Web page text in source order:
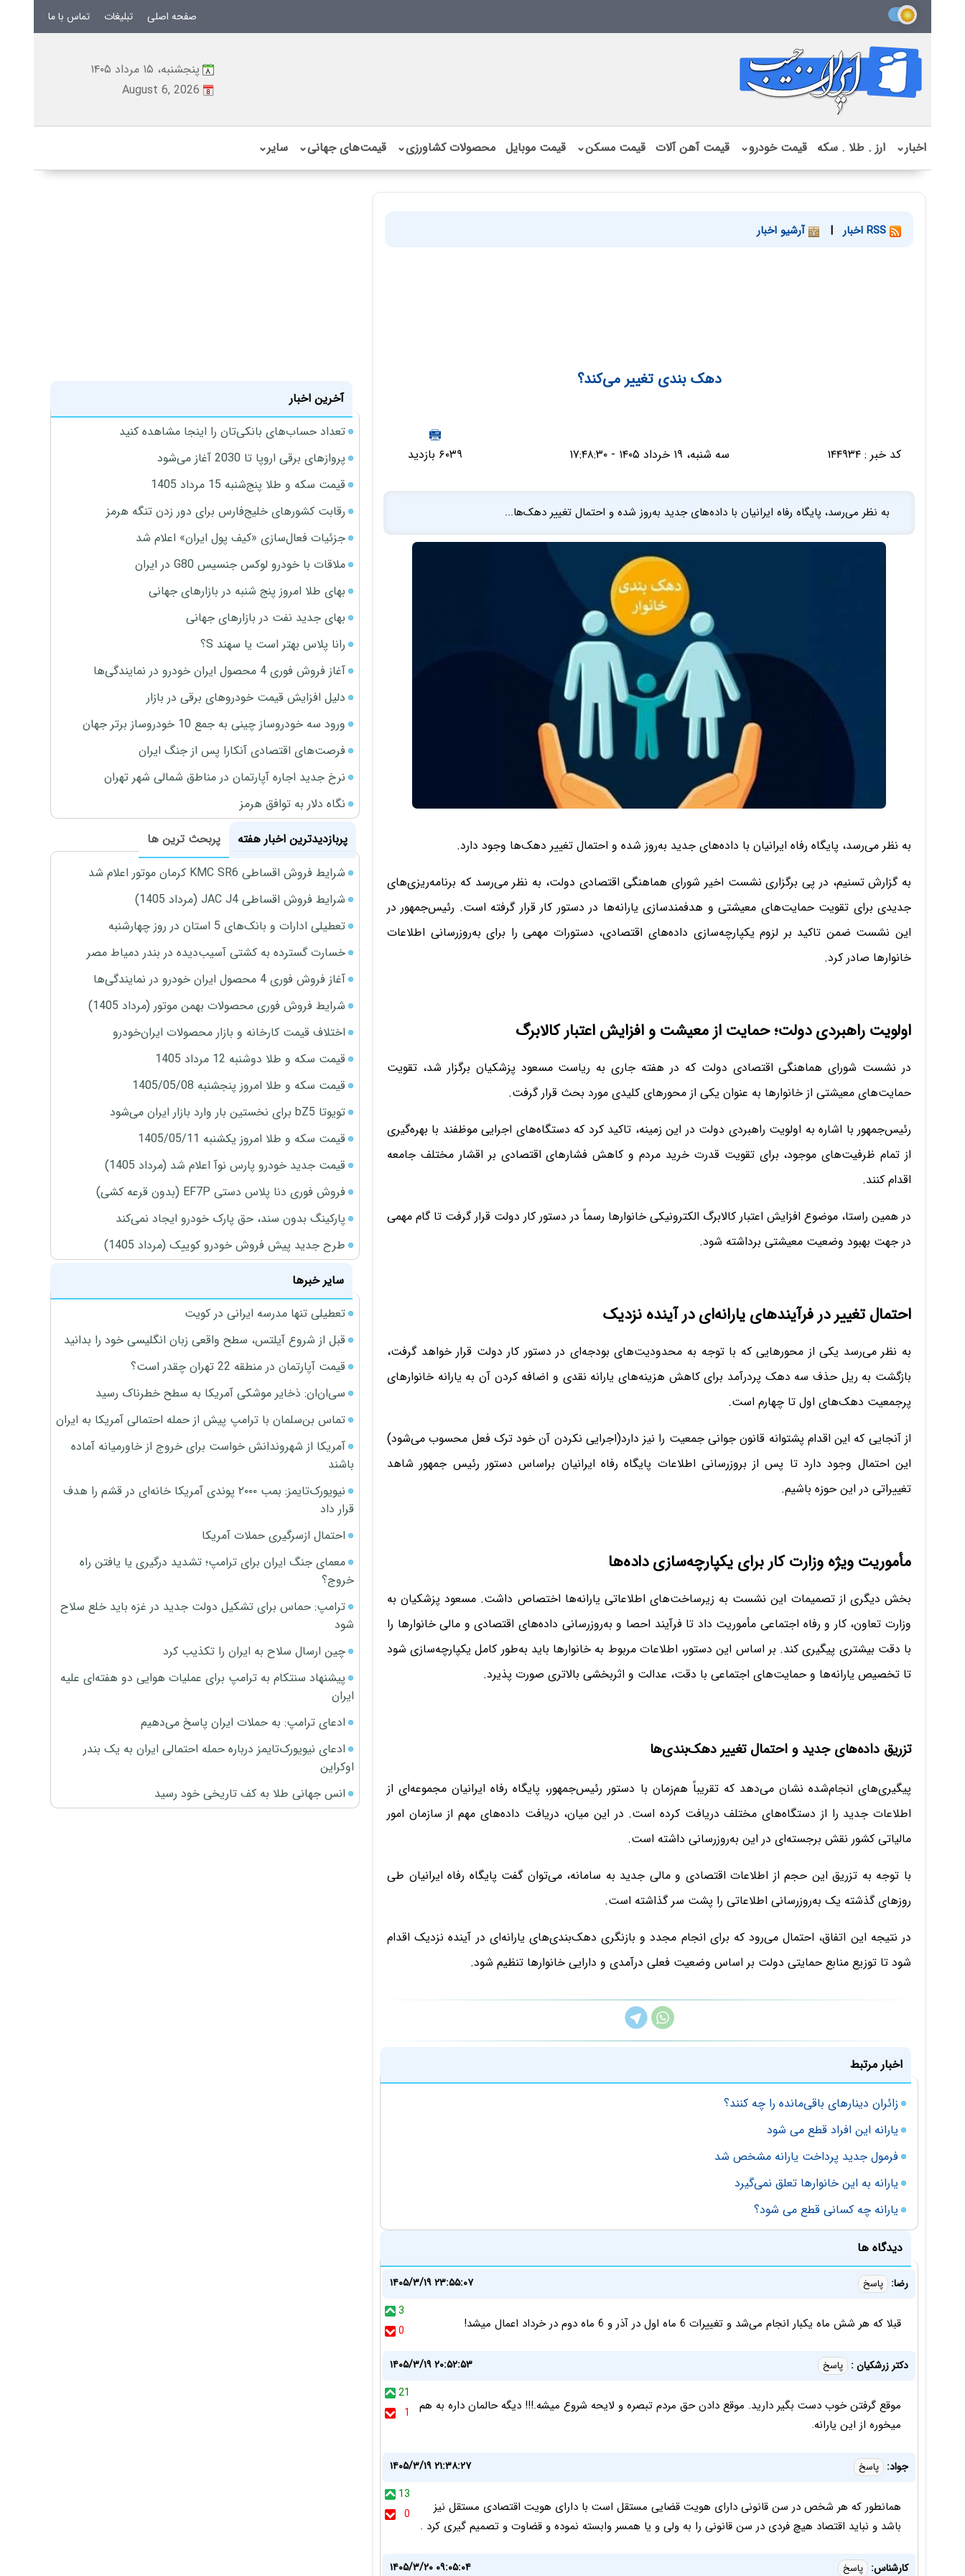
صفحه اصلی تبلیغات تماس با ما
پنجشنبه، ۱۵ مرداد ۱۴۰۵
August 6, 2026
اخبار⌄ ارز . طلا . سکه قیمت خودرو⌄ قیمت آهن آلات قیمت مسکن⌄ قیمت موبایل محصولات کشاورزی⌄ قیمت‌های جهانی⌄ سایر⌄
| آرشیو اخبار
دهک بندی تغییر می‌کند؟
کد خبر :۱۴۴۹۳۴ سه شنبه، ۱۹ خرداد ۱۴۰۵ - ۱۷:۴۸:۳۰ ۶۰۳۹ بازدید
به نظر می‌رسد، پایگاه رفاه ایرانیان با داده‌های جدید به‌روز شده و احتمال تغییر دهک‌ها...
به نظر می‌رسد، پایگاه رفاه ایرانیان با داده‌های جدید به‌روز شده و احتمال تغییر دهک‌ها وجود دارد.
به گزارش تسنیم، در پی برگزاری نشست اخیر شورای هماهنگی اقتصادی دولت، به نظر می‌رسد که برنامه‌ریزی‌های
جدیدی برای تقویت حمایت‌های معیشتی و هدفمندسازی یارانه‌ها در دستور کار قرار گرفته است. رئیس‌جمهور در
این نشست ضمن تاکید بر لزوم یکپارچه‌سازی داده‌های اقتصادی، دستورات مهمی را برای به‌روزرسانی اطلاعات
خانوارها صادر کرد.
اولویت راهبردی دولت؛ حمایت از معیشت و افزایش اعتبار کالابرگ
در نشست شورای هماهنگی اقتصادی دولت که در هفته جاری به ریاست مسعود پزشکیان برگزار شد، تقویت
حمایت‌های معیشتی از خانوارها به عنوان یکی از محورهای کلیدی مورد بحث قرار گرفت.
رئیس‌جمهور با اشاره به اولویت راهبردی دولت در این زمینه، تاکید کرد که دستگاه‌های اجرایی موظفند با بهره‌گیری
از تمام ظرفیت‌های موجود، برای تقویت قدرت خرید مردم و کاهش فشارهای اقتصادی بر اقشار مختلف جامعه
اقدام کنند.
در همین راستا، موضوع افزایش اعتبار کالابرگ الکترونیکی خانوارها رسماً در دستور کار دولت قرار گرفت تا گام مهمی
در جهت بهبود وضعیت معیشتی برداشته شود.
احتمال تغییر در فرآیندهای یارانه‌ای در آینده نزدیک
به نظر می‌رسد یکی از محورهایی که با توجه به محدودیت‌های بودجه‌ای در دستور کار دولت قرار خواهد گرفت،
بازگشت به ریل حذف سه دهک پردرآمد برای کاهش هزینه‌های یارانه نقدی و اضافه کردن آن به یارانه خانوارهای
پرجمعیت دهک‌های اول تا چهارم است.
از آنجایی که این اقدام پشتوانه قانون جوانی جمعیت را نیز دارد(اجرایی نکردن آن خود ترک فعل محسوب می‌شود)
این احتمال وجود دارد تا پس از بروزرسانی اطلاعات پایگاه رفاه ایرانیان براساس دستور رئیس جمهور شاهد
تغییراتی در این حوزه باشیم.
مأموریت ویژه وزارت کار برای یکپارچه‌سازی داده‌ها
بخش دیگری از تصمیمات این نشست به زیرساخت‌های اطلاعاتی یارانه‌ها اختصاص داشت. مسعود پزشکیان به
وزارت تعاون، کار و رفاه اجتماعی مأموریت داد تا فرآیند احصا و به‌روزرسانی داده‌های اقتصادی و مالی خانوارها را
با دقت بیشتری پیگیری کند. بر اساس این دستور، اطلاعات مربوط به خانوارها باید به‌طور کامل یکپارچه‌سازی شود
تا تخصیص یارانه‌ها و حمایت‌های اجتماعی با دقت، عدالت و اثربخشی بالاتری صورت پذیرد.
تزریق داده‌های جدید و احتمال تغییر دهک‌بندی‌ها
پیگیری‌های انجام‌شده نشان می‌دهد که تقریباً هم‌زمان با دستور رئیس‌جمهور، پایگاه رفاه ایرانیان مجموعه‌ای از
اطلاعات جدید را از دستگاه‌های مختلف دریافت کرده است. در این میان، دریافت داده‌های مهم از سازمان امور
مالیاتی کشور نقش برجسته‌ای در این به‌روزرسانی داشته است.
با توجه به تزریق این حجم از اطلاعات اقتصادی و مالی جدید به سامانه، می‌توان گفت پایگاه رفاه ایرانیان طی
روزهای گذشته یک به‌روزرسانی اطلاعاتی را پشت سر گذاشته است.
در نتیجه این اتفاق، احتمال می‌رود که برای انجام مجدد و بازنگری دهک‌بندی‌های یارانه‌ای در آینده نزدیک اقدام
شود تا توزیع منابع حمایتی دولت بر اساس وضعیت فعلی درآمدی و دارایی خانوارها تنظیم شود.
اخبار مرتبط
زائران دینارهای باقی‌مانده را چه کنند؟
یارانه این افراد قطع می شود
فرمول جدید پرداخت یارانه مشخص شد
یارانه به این خانوارها تعلق نمی‌گیرد
یارانه چه کسانی قطع می شود؟
دیدگاه ها
رضا: پاسخ
۱۴۰۵/۳/۱۹ ۲۳:۵۵:۰۷
3
0
قبلا که هر شش ماه یکبار انجام می‌شد و تغییرات 6 ماه اول در آذر و 6 ماه دوم در خرداد اعمال میشد!
دکتر زرشکیان : پاسخ
۱۴۰۵/۳/۱۹ ۲۰:۵۲:۵۳
21
1
موقع گرفتن خوب دست بگیر دارید. موقع دادن حق مردم تبصره و لایحه شروع میشه.!!! دیگه حالمان داره به هم
میخوره از این یارانه.
جواد: پاسخ
۱۴۰۵/۳/۱۹ ۲۱:۳۸:۲۷
13
0
همانطور که هر شخص در سن قانونی دارای هویت قضایی مستقل است با دارای هویت اقتصادی مستقل نیز
باشد و نباید اقتصاد هیچ فردی در سن قانونی را به ولی و یا همسر وابسته نموده و قضاوت و تصمیم گیری کرد .
کارشناس: پاسخ ۱۴۰۵/۳/۲۰ ۰۹:۰۵:۰۴
آخرین اخبار
تعداد حساب‌های بانکی‌تان را اینجا مشاهده کنید
پروازهای برقی اروپا تا 2030 آغاز می‌شود
قیمت سکه و طلا پنج‌شنبه 15 مرداد 1405
رقابت کشورهای خلیج‌فارس برای دور زدن تنگه هرمز
جزئیات فعال‌سازی «کیف پول ایران» اعلام شد
ملاقات با خودرو لوکس جنسیس G80 در ایران
بهای طلا امروز پنج شنبه در بازارهای جهانی
بهای جدید نفت در بازارهای جهانی
رانا پلاس بهتر است یا سهند S؟
آغاز فروش فوری 4 محصول ایران خودرو در نمایندگی‌ها
دلیل افزایش قیمت خودروهای برقی در بازار
ورود سه خودروساز چینی به جمع 10 خودروساز برتر جهان
فرصت‌های اقتصادی آنکارا پس از جنگ ایران
نرخ جدید اجاره آپارتمان در مناطق شمالی شهر تهران
نگاه دلار به توافق هرمز
پربازدیدترین اخبار هفته
پربحث ترین ها
شرایط فروش اقساطی KMC SR6 کرمان موتور اعلام شد
شرایط فروش اقساطی JAC J4 (مرداد 1405)
تعطیلی ادارات و بانک‌های 5 استان در روز چهارشنبه
خسارت گسترده به کشتی آسیب‌دیده در بندر دمیاط مصر
آغاز فروش فوری 4 محصول ایران خودرو در نمایندگی‌ها
شرایط فروش فوری محصولات بهمن موتور (مرداد 1405)
اختلاف قیمت کارخانه و بازار محصولات ایران‌خودرو
قیمت سکه و طلا دوشنبه 12 مرداد 1405
قیمت سکه و طلا امروز پنجشنبه 1405/05/08
تویوتا bZ5 برای نخستین بار وارد بازار ایران می‌شود
قیمت سکه و طلا امروز یکشنبه 1405/05/11
قیمت جدید خودرو پارس نوآ اعلام شد (مرداد 1405)
فروش فوری دنا پلاس دستی EF7P (بدون قرعه کشی)
پارکینگ بدون سند، حق پارک خودرو ایجاد نمی‌کند
طرح جدید پیش فروش خودرو کوییک (مرداد 1405)
سایر خبرها
تعطیلی تنها مدرسه ایرانی در کویت
قبل از شروع آیلتس، سطح واقعی زبان انگلیسی خود را بدانید
قیمت آپارتمان در منطقه 22 تهران چقدر است؟
سی‌ان‌ان: ذخایر موشکی آمریکا به سطح خطرناک رسید
تماس بن‌سلمان با ترامپ پیش از حمله احتمالی آمریکا به ایران
آمریکا از شهروندانش خواست برای خروج از خاورمیانه آماده
باشند
نیویورک‌تایمز: بمب ۲۰۰۰ پوندی آمریکا خانه‌ای در قشم را هدف
قرار داد
احتمال ازسرگیری حملات آمریکا
معمای جنگ ایران برای ترامپ؛ تشدید درگیری یا یافتن راه
خروج؟
ترامپ: حماس برای تشکیل دولت جدید در غزه باید خلع سلاح
شود
چین ارسال سلاح به ایران را تکذیب کرد
پیشنهاد سنتکام به ترامپ برای عملیات هوایی دو هفته‌ای علیه
ایران
ادعای ترامپ: به حملات ایران پاسخ می‌دهیم
ادعای نیویورک‌تایمز درباره حمله احتمالی ایران به یک بندر
اوکراین
انس جهانی طلا به کف تاریخی خود رسید